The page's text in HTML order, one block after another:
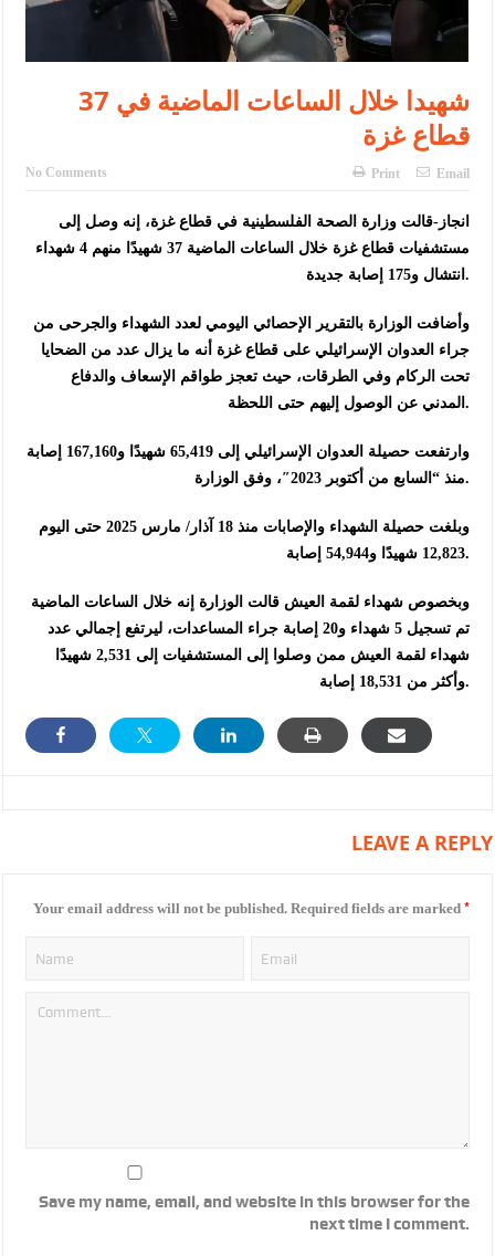
العلم
الملك يتلقى اتصالا هاتفيا من العاهل البحريني
37 شهيدا خلال الساعات الماضية في
قطاع غزة
No Comments Print Email
انجاز-قالت وزارة الصحة الفلسطينية في قطاع غزة، إنه وصل إلى
مستشفيات قطاع غزة خلال الساعات الماضية 37 شهيدًا منهم 4 شهداء
انتشال و175 إصابة جديدة.
وأضافت الوزارة بالتقرير الإحصائي اليومي لعدد الشهداء والجرحى من
جراء العدوان الإسرائيلي على قطاع غزة أنه ما يزال عدد من الضحايا
تحت الركام وفي الطرقات، حيث تعجز طواقم الإسعاف والدفاع
المدني عن الوصول إليهم حتى اللحظة.
وارتفعت حصيلة العدوان الإسرائيلي إلى 65,419 شهيدًا و167,160 إصابة
منذ “السابع من أكتوبر 2023″، وفق الوزارة.
وبلغت حصيلة الشهداء والإصابات منذ 18 آذار/ مارس 2025 حتى اليوم
12,823 شهيدًا و54,944 إصابة.
وبخصوص شهداء لقمة العيش قالت الوزارة إنه خلال الساعات الماضية
تم تسجيل 5 شهداء و20 إصابة جراء المساعدات، ليرتفع إجمالي عدد
شهداء لقمة العيش ممن وصلوا إلى المستشفيات إلى 2,531 شهيدًا
وأكثر من 18,531 إصابة.
LEAVE A REPLY
Your email address will not be published. Required fields are marked *
Save my name, email, and website in this browser for the
next time I comment.